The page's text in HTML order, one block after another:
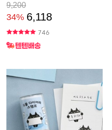
9,200
34% 6,118
746